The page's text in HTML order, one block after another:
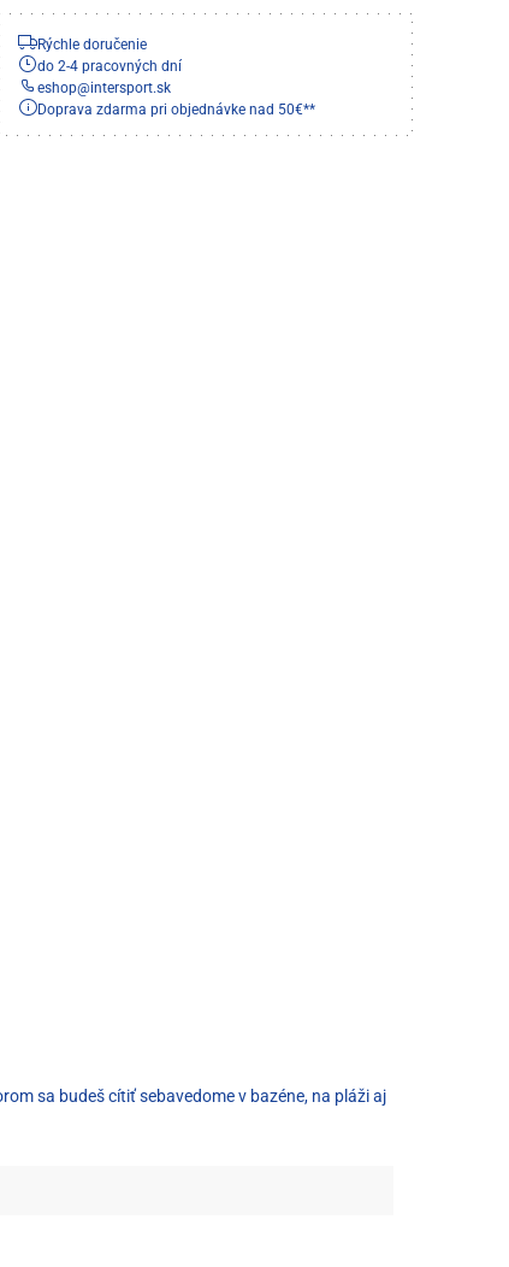
Rýchle doručenie
do 2-4 pracovných dní
eshop@intersport.sk
Doprava zdarma pri objednávke nad 50€**
sa budeš cítiť sebavedome v bazéne, na pláži aj